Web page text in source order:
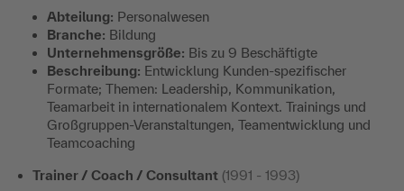
Abteilung: Personalwesen
Branche: Bildung
Unternehmensgröße: Bis zu 9 Beschäftigte
Beschreibung: Entwicklung Kunden-spezifischer
Formate; Themen: Leadership, Kommunikation,
Teamarbeit in internationalem Kontext. Trainings und
Großgruppen-Veranstaltungen, Teamentwicklung und
Teamcoaching
Trainer / Coach / Consultant (1991 - 1993)